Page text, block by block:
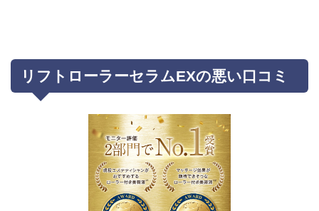
リフトローラーセラムEXの悪い口コミ